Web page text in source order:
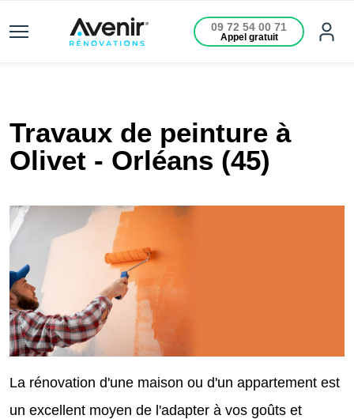
09 72 54 00 71
Appel gratuit
Travaux de peinture à
Olivet - Orléans (45)
La rénovation d'une maison ou d'un appartement est
un excellent moyen de l'adapter à vos goûts et